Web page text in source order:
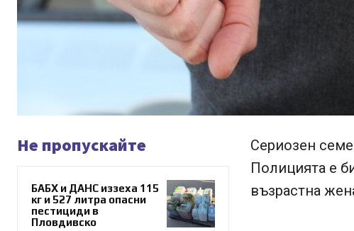
Не пропускайте
БАБХ и ДАНС иззеха 115
кг и 527 литра опасни
пестициди в
Пловдивско
Сериозен
Полицията е
възрастна